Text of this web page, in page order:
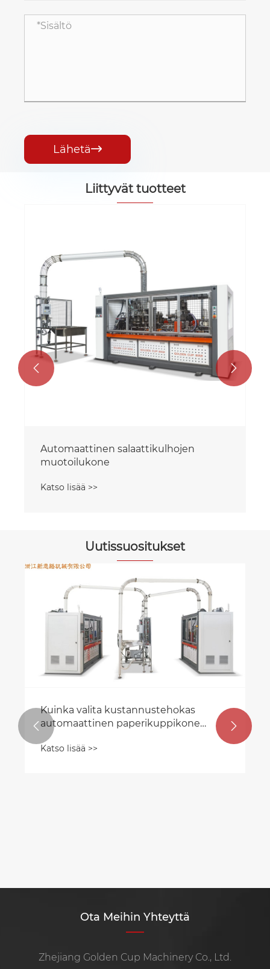
Lähetä
Liittyvät tuotteet
Automaattinen salaattikulhojen
muotoilukone
Katso lisää >>
 
Uutissuositukset
Kuinka valita kustannustehokas
automaattinen paperikuppikone
pienille ja keskikokoisille
paperikuppitehtaille vuonna 2026?
Katso lisää >>
 
Ota Meihin Yhteyttä
Zhejiang Golden Cup Machinery Co., Ltd.